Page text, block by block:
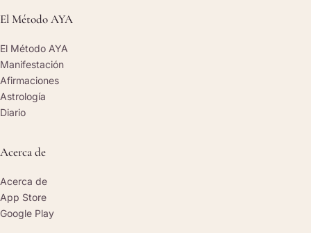
El Método AYA
El Método AYA
Manifestación
Afirmaciones
Astrología
Diario
Acerca de
Acerca de
App Store
Google Play